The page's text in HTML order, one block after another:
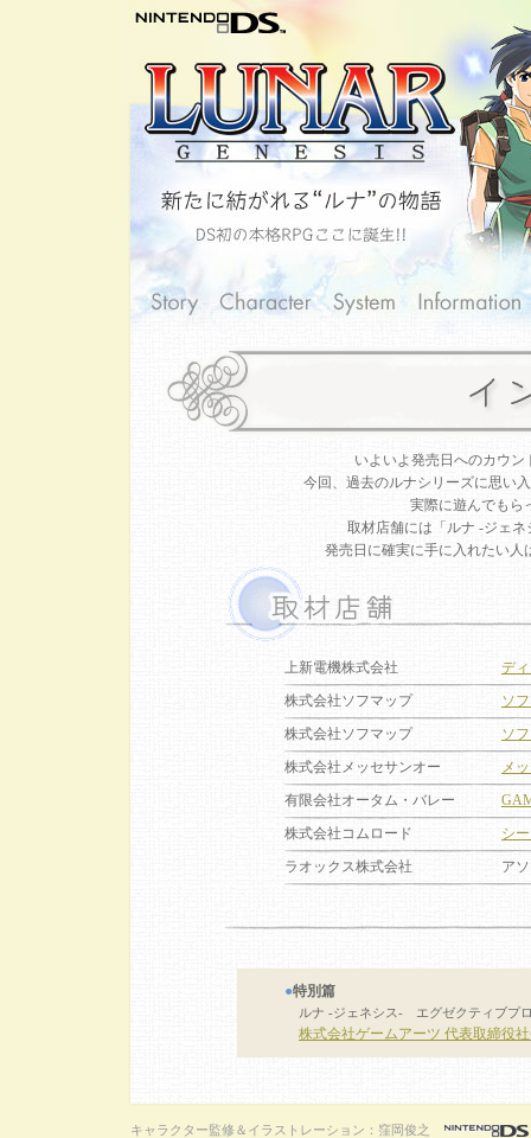
いよいよ発売日へのカウ
今回、過去のルナシリーズに思い
実際に遊んでもら
取材店舗には「ルナ -ジェ
発売日に確実に手に入れたい人
上新電機株式会社
デ
株式会社ソフマップ
ソ
株式会社ソフマップ
ソ
株式会社メッセサンオー
メ
有限会社オータム・バレー
株式会社コムロード
シ
ラオックス株式会社
ア
●特別篇
ルナ -ジェネシス- エグゼクティブプ
株式会社ゲームアーツ 代表取締役
キャラクター監修＆イラストレーション：窪岡俊之